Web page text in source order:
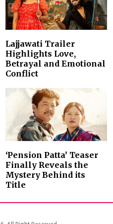
Lajjawati Trailer
Highlights Love,
Betrayal and Emotional
Conflict
‘Pension Patta’ Teaser
Finally Reveals the
Mystery Behind its
Title